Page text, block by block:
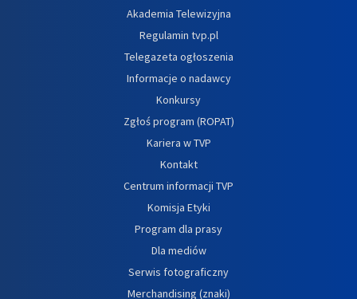
Akademia Telewizyjna
Regulamin tvp.pl
Telegazeta ogłoszenia
Informacje o nadawcy
Konkursy
Zgłoś program (ROPAT)
Kariera w TVP
Kontakt
Centrum informacji TVP
Komisja Etyki
Program dla prasy
Dla mediów
Serwis fotograficzny
Merchandising (znaki)